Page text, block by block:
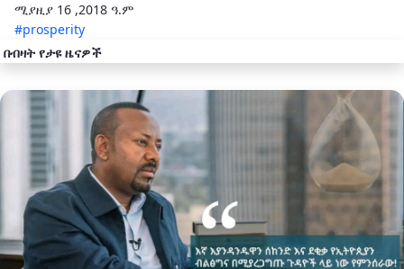
ሚያዚያ 16 ,2018 ዓ.ም
#prosperity
በብዛት የታዩ ዜናዎች